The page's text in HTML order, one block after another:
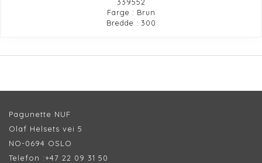
Farge : Brun
Bredde : 300
Pagunette NUF
Olaf Helsets vei 5
NO-0694 OSLO
Telefon :+47 22 09 31 50